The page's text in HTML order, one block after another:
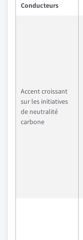
Conducteurs
Accent croissant
sur les initiatives
de neutralité
carbone